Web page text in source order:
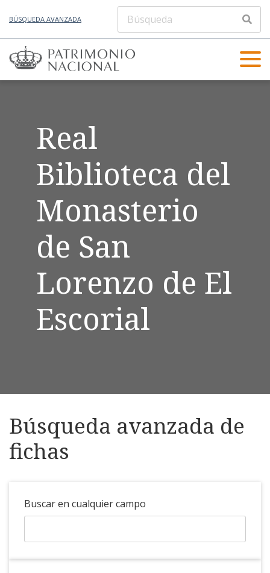
BÚSQUEDA AVANZADA
Real
Biblioteca del
Monasterio
de San
Lorenzo de El
Escorial
Búsqueda avanzada de
fichas
Buscar en cualquier campo